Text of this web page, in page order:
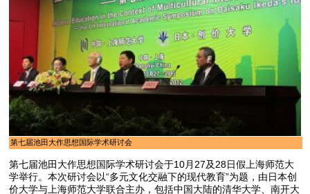
第七届池田大作思想国际学术研讨会
第七届池田大作思想国际学术研讨会于10月27及28日假上海师范大
学举行。本次研讨会以“多元文化交融下的现代教育”为题，由日本创
价大学与上海师范大学联合主办，包括中国大陆的清华大学、南开大